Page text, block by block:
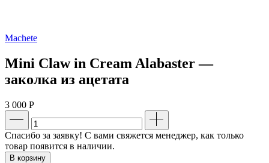
Machete
Mini Claw in Cream Alabaster —
заколка из ацетата
3 000 Р
Спасибо за заявку! С вами свяжется менеджер, как только
товар появится в наличии.
В корзину